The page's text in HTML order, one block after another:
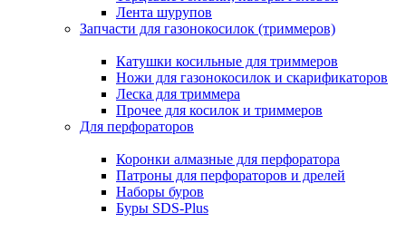
Лента шурупов
Запчасти для газонокосилок (триммеров)
Катушки косильные для триммеров
Ножи для газонокосилок и скарификаторов
Леска для триммера
Прочее для косилок и триммеров
Для перфораторов
Коронки алмазные для перфоратора
Патроны для перфораторов и дрелей
Наборы буров
Буры SDS-Plus